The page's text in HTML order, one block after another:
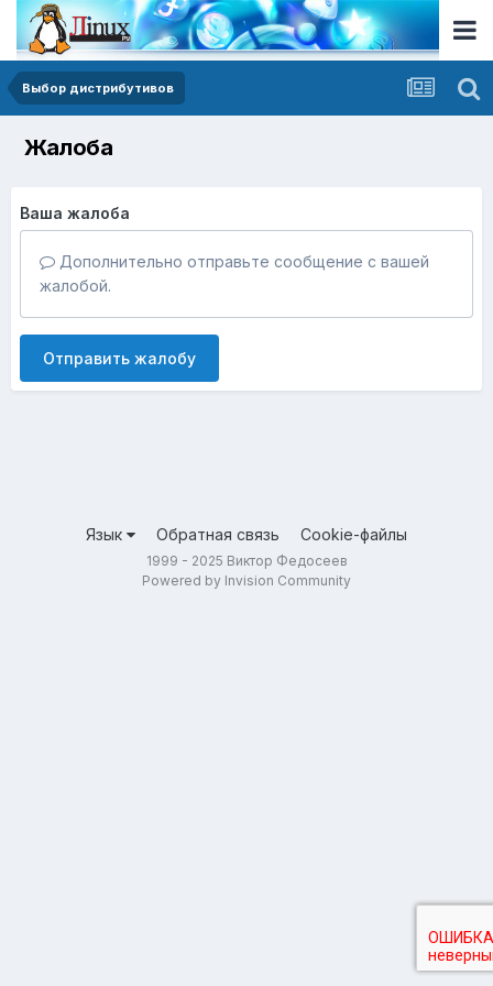
Выбор дистрибутивов
Жалоба
Ваша жалоба
Дополнительно отправьте сообщение с вашей
жалобой.
Отправить жалобу
Язык Обратная связь Cookie-файлы
1999 - 2025 Виктор Федосеев
Powered by Invision Community